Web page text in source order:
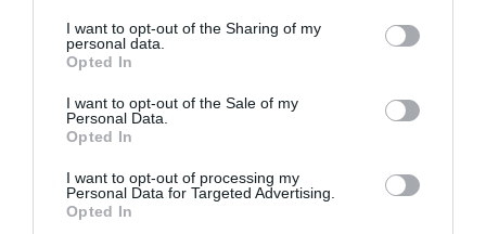
not limited to your visit or usage behaviour. You may click to
grant or deny consent to Google and its third-party tags to
use your data for below specified purposes in below Google
consent section.
I want to opt-out of the Sharing of my
personal data.
Opted In
I want to opt-out of the Sale of my
Personal Data.
Opted In
I want to opt-out of processing my
Personal Data for Targeted Advertising.
Opted In
Τεχεράνη: Πιθανός ο αποκλεισμός των Στενών
του Ορμούζ για «εχθρικά» πλοία – Σκέψεις για
Το αρχικό κείμενο της συμφωνίας που επετεύχθη με το
Ομάν για τα Στενά του Ορμούζ εξετάζει το Κοινοβούλιο